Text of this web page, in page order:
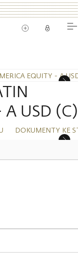
EQUITY - A
USD (C)
DOKUMENTY KE